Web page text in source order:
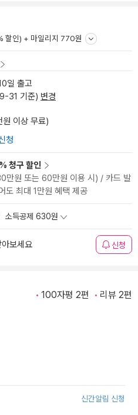
할인) + 마일리지 770원
일 출고
31 기준) 변경
이상 무료)
청
청구 할인
만원 또는 60만원 이용 시) / 카드 발
도 최대 1만원 혜택 제공
소득공제 630원
보세요 신청
100자평 2편 리뷰 2편
신간알림 신청